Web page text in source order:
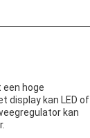
een hoge
display kan LED of
kan